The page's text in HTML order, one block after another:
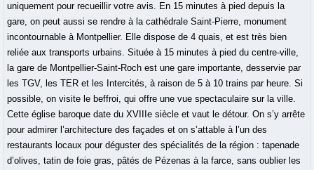
uniquement pour recueillir votre avis. En 15 minutes à pied depuis la
gare, on peut aussi se rendre à la cathédrale Saint-Pierre, monument
incontournable à Montpellier. Elle dispose de 4 quais, et est très bien
reliée aux transports urbains. Située à 15 minutes à pied du centre-ville,
la gare de Montpellier-Saint-Roch est une gare importante, desservie par
les TGV, les TER et les Intercités, à raison de 5 à 10 trains par heure. Si
possible, on visite le beffroi, qui offre une vue spectaculaire sur la ville.
Cette église baroque date du XVIIIe siècle et vaut le détour. On s’y arrête
pour admirer l’architecture des façades et on s’attable à l’un des
restaurants locaux pour déguster des spécialités de la région : tapenade
d’olives, tatin de foie gras, pâtés de Pézenas à la farce, sans oublier les